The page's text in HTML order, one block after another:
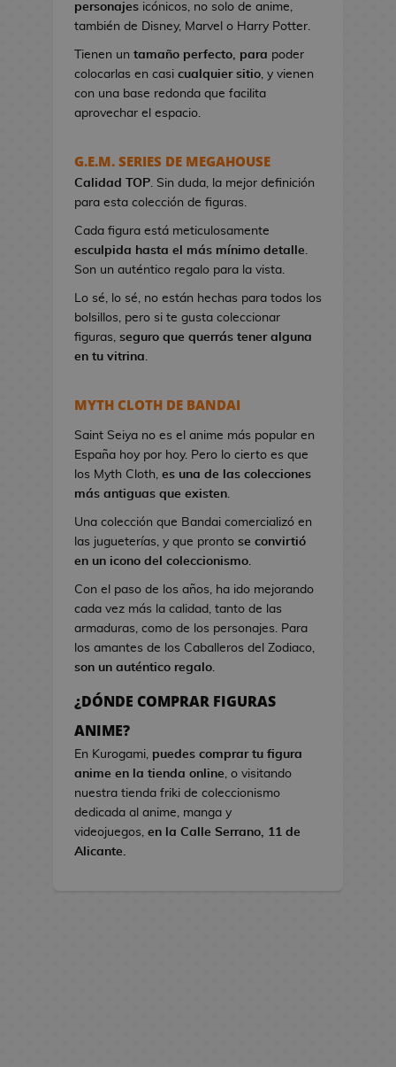
e
V
o
e
g
o
n
d
o
s
d
e
V
j
u
e
g
o
l
personajes icónicos, no solo de anime,
también de Disney, Marvel o Harry Potter.
Tienen un tamaño perfecto, para poder
colocarlas en casi cualquier sitio, y vienen
con una base redonda que facilita
aprovechar el espacio.
G.E.M. SERIES DE MEGAHOUSE
Calidad TOP. Sin duda, la mejor definición
para esta colección de figuras.
Cada figura está meticulosamente
esculpida hasta el más mínimo detalle.
Son un auténtico regalo para la vista.
Lo sé, lo sé, no están hechas para todos los
bolsillos, pero si te gusta coleccionar
figuras, seguro que querrás tener alguna
en tu vitrina.
MYTH CLOTH DE BANDAI
Saint Seiya no es el anime más popular en
España hoy por hoy. Pero lo cierto es que
los Myth Cloth, es una de las colecciones
más antiguas que existen.
Una colección que Bandai comercializó en
las jugueterías, y que pronto se convirtió
en un icono del coleccionismo.
Con el paso de los años, ha ido mejorando
cada vez más la calidad, tanto de las
armaduras, como de los personajes. Para
los amantes de los Caballeros del Zodiaco,
son un auténtico regalo.
¿DÓNDE COMPRAR FIGURAS
ANIME?
En Kurogami, puedes comprar tu figura
anime en la tienda online, o visitando
nuestra tienda friki de coleccionismo
dedicada al anime, manga y
videojuegos, en la Calle Serrano, 11 de
Alicante.